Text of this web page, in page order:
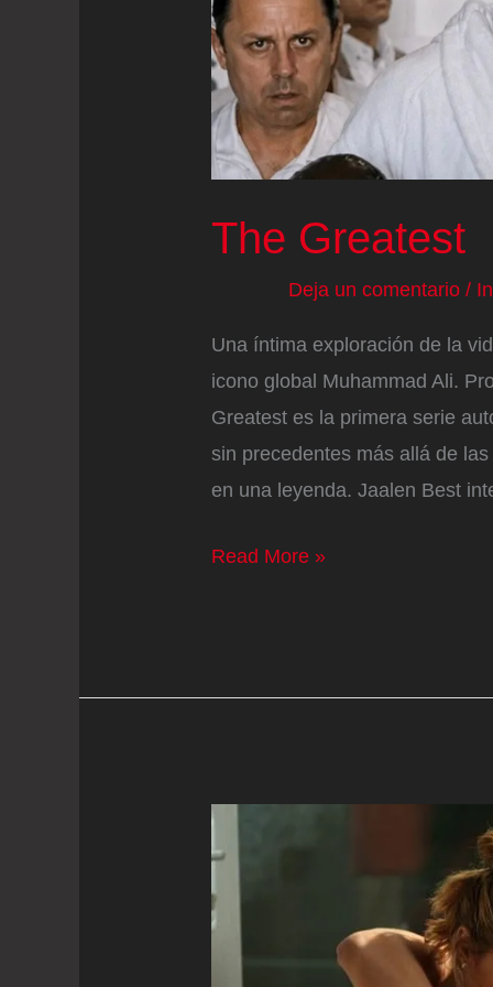
se
inventen
cosas
de
mi
The Greatest
Deja un comentario /
Una íntima exploración de la
icono global Muhammad Ali.
Greatest es la primera serie
sin precedentes más allá de
en una leyenda. Jaalen Best
The
Read More »